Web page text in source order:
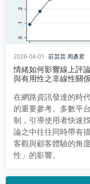
2026-04-01 莊芸芸 周彥君
情緒如何影響線上評
與有用性之非線性關
在網路資訊發達的時
的重要參考。多數平
制，引導使用者快速
論之中往往同時帶有
客觀與顧客體驗的角
性」的影響。